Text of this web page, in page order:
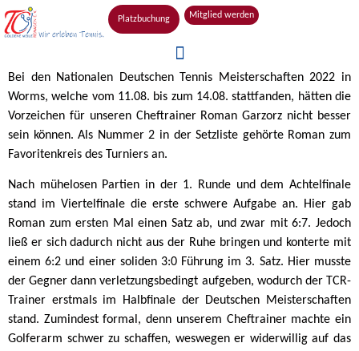
Platzbuchung Mitglied werden
Bei den Nationalen Deutschen Tennis Meisterschaften 2022 in
Worms, welche vom 11.08. bis zum 14.08. stattfanden, hätten die
Vorzeichen für unseren Cheftrainer Roman Garzorz nicht besser
sein können. Als Nummer 2 in der Setzliste gehörte Roman zum
Favoritenkreis des Turniers an.
Nach mühelosen Partien in der 1. Runde und dem Achtelfinale
stand im Viertelfinale die erste schwere Aufgabe an. Hier gab
Roman zum ersten Mal einen Satz ab, und zwar mit 6:7. Jedoch
ließ er sich dadurch nicht aus der Ruhe bringen und konterte mit
einem 6:2 und einer soliden 3:0 Führung im 3. Satz. Hier musste
der Gegner dann verletzungsbedingt aufgeben, wodurch der TCR-
Trainer erstmals im Halbfinale der Deutschen Meisterschaften
stand. Zumindest formal, denn unserem Cheftrainer machte ein
Golferarm schwer zu schaffen, weswegen er widerwillig auf das